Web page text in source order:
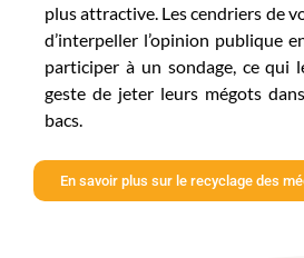
plus attractive. Les cendriers de
d’interpeller l’opinion publique
participer à un sondage, ce qui
geste de jeter leurs mégots
bacs.
En savoir plus sur le recyclage des